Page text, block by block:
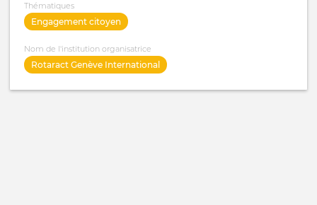
Thématiques
Engagement citoyen
Nom de l'institution organisatrice
Rotaract Genève International